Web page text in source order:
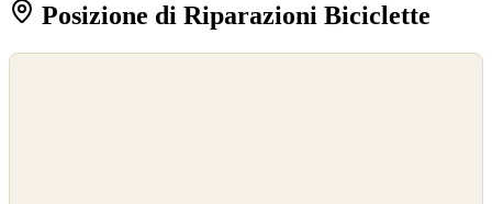
Posizione di Riparazioni Biciclette